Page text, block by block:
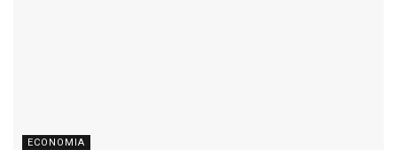
ECONOMIA